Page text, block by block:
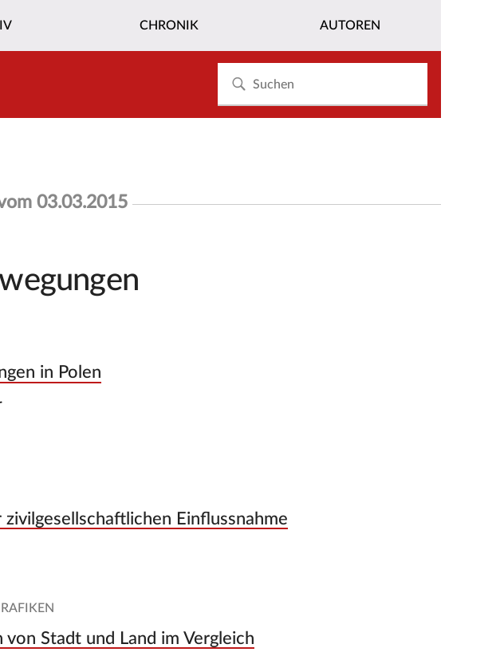
CHRONIK AUTOREN
03.03.2015
in Polen
zivilgesellschaftlichen Einflussnahme
Stadt und Land im Vergleich